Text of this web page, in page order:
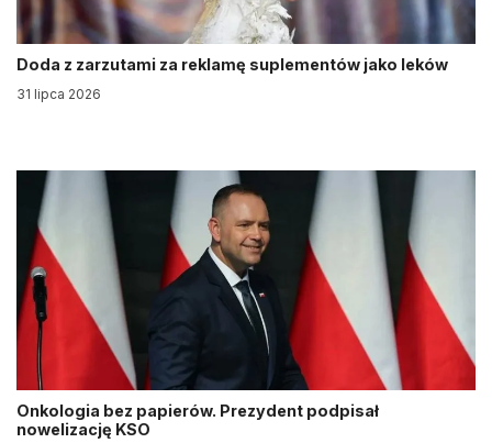
Doda z zarzutami za reklamę suplementów jako leków
31 lipca 2026
Onkologia bez papierów. Prezydent podpisał
nowelizację KSO